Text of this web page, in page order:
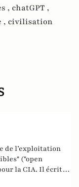
, chatGPT ,
, civilisation
de l’exploitation
("open
la CIA. Il écrit